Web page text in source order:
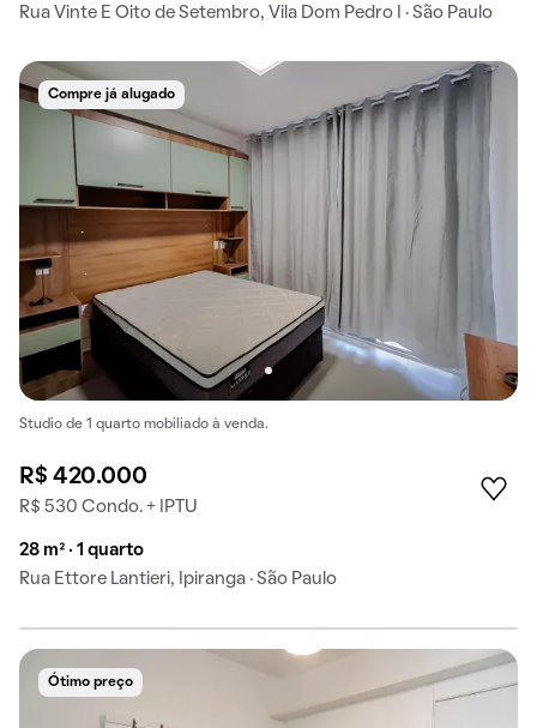
Rua Vinte E Oito de Setembro, Vila Dom Pedro I · São Paulo
Compre já alugado
Studio de 1 quarto mobiliado à venda.
R$ 420.000
R$ 530 Condo. + IPTU
28 m² · 1 quarto
Rua Ettore Lantieri, Ipiranga · São Paulo
Ótimo preço